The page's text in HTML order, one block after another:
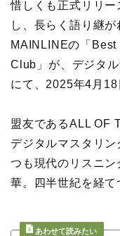
惜しくも正式リリ
し、長らく語り継
MAINLINEの「
Club」が、デジタ
にて、2025年4月18
盟友であるALL OF
デジタルマスタリ
つも現代のリスニ
華。四半世紀を経て